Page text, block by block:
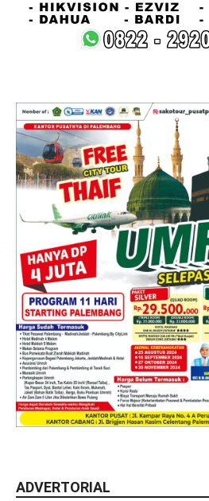
ADVERTORIAL